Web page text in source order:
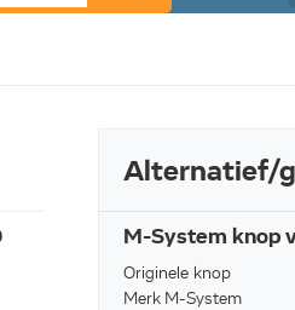
Alternatief/
M-System knop
Originele knop
Merk M-System